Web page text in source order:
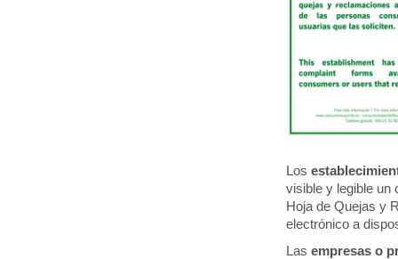
Los
visible y legible un
Hoja de Quejas y
electrónico a
Lasempresas o